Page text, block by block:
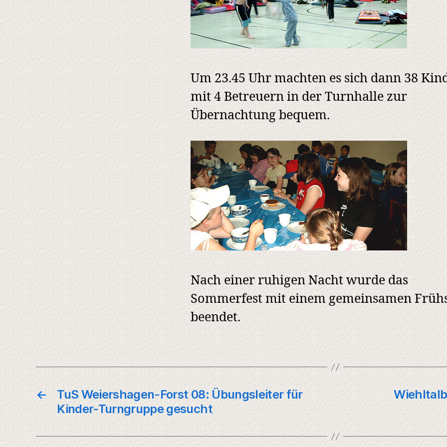
Um 23.45 Uhr machten es sich dann 38
mit 4 Betreuern in der Turnhalle zur
Übernachtung bequem.
Nach einer ruhigen Nacht wurde das
Sommerfest mit einem gemeinsamen
beendet.
←
TuS Weiershagen-Forst 08: Übungsleiter für
Kinder-Turngruppe gesucht